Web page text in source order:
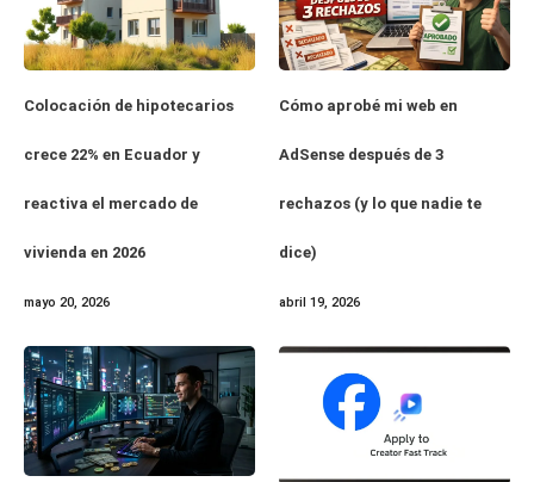
Colocación de hipotecarios
crece 22% en Ecuador y
reactiva el mercado de
vivienda en 2026
mayo 20, 2026
Cómo aprobé mi web en
AdSense después de 3
rechazos (y lo que nadie te
dice)
abril 19, 2026